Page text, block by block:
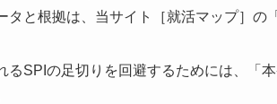
と根拠は、当サイト［就活マップ］の「
るSPIの足切りを回避するためには、「